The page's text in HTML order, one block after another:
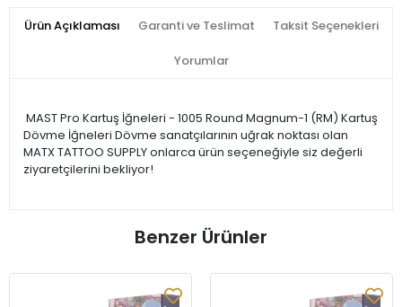
Ürün Açıklaması Garanti ve Teslimat Taksit Seçenekleri
Yorumlar
MAST Pro Kartuş İğneleri - 1005 Round Magnum-1 (RM) Kartuş
Dövme İğneleri Dövme sanatçılarının uğrak noktası olan
MATX TATTOO SUPPLY onlarca ürün seçeneğiyle siz değerli
ziyaretçilerini bekliyor!
Benzer Ürünler